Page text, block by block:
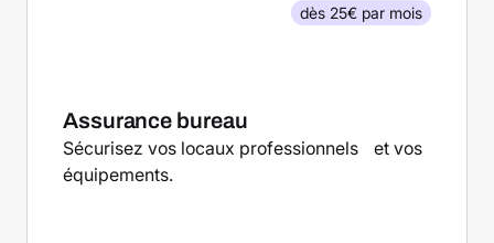
Assurance bureau
Sécurisez vos locaux professionnels et vos
équipements.
dès 25€ par mois